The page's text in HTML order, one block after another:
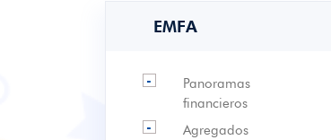
EMFA
-
Panoramas
financieros
-
Agregados